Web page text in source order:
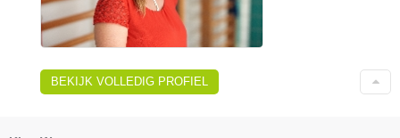
BEKIJK VOLLEDIG PROFIEL